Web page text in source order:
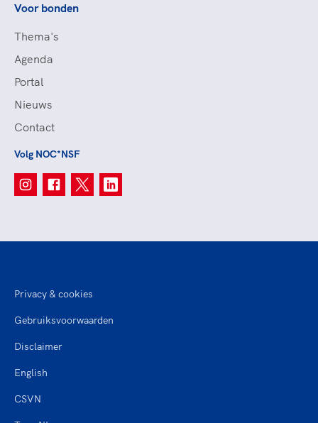
Voor bonden
Thema's
Agenda
Portal
Nieuws
Contact
Volg NOC*NSF
Privacy & cookies
Gebruiksvoorwaarden
Disclaimer
English
CSVN